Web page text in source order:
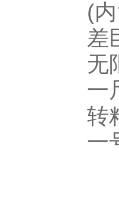
(
差
无
一
转
一